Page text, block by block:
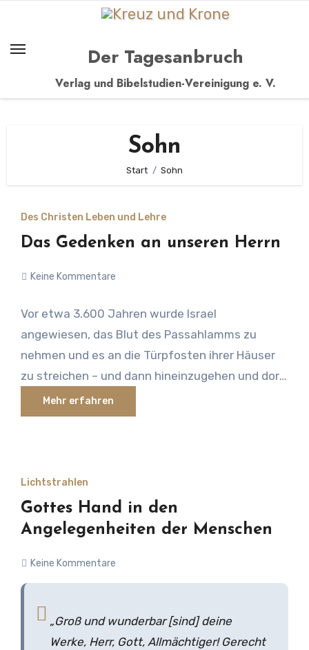
springen
Der Tagesanbruch
Verlag und Bibelstudien-Vereinigung e. V.
Sohn
Start Sohn
Des Christen Leben und Lehre
Das Gedenken an unseren Herrn
Keine Kommentare
Vor etwa 3.600 Jahren wurde Israel
angewiesen, das Blut des Passahlamms zu
nehmen und es an die Türpfosten ihrer Häuser
zu streichen – und dann hineinzugehen und dort
den Rest der Nacht zu verweilen. Die
Anweisungen, die den Israeliten gegeben
zuteil, als wir Jesus als unseren persönlichen
Erlöser annahmen und das Blut symbolisch für
die Türpfosten unseres Herzens anwendeten.
Das war der Beginn unserer Reise.
Mehr erfahren
Lichtstrahlen
Gottes Hand in den
Angelegenheiten der Menschen
Keine Kommentare
„Groß und wunderbar [sind] deine
Werke, Herr, Gott, Allmächtiger! Gerecht